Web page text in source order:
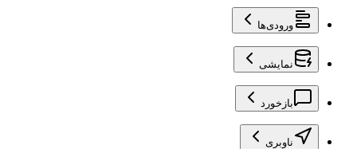
ورودی‌ها
نمایشی
بازخورد
ناوبری